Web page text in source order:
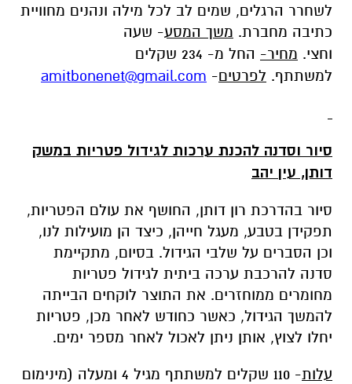
לשחרר הרגלים, שמים לב לכל מילה ונהנים מחוויית
כתיבה מחברת. משך המסע- שעה
וחצי. מחיר-
החל מ- 234 שקלים
למשתתף. לפרטים-
amitbonenet@gmail.com
סיור וסדנה להכנת ערכות לגידול פטריות במשק
דותן, עין יהב
סיור בהדרכת רון דותן, החושף את עולם הפטריות,
תפקידן בטבע, מעגל חייהן, כיצד הן מועילות לנו,
וכן הסברים על שלבי הגידול. בסיום, מתקיימת
סדנה להרכבת ערכה ביתית לגידול פטריות
מחומרים ממוחזרים. את התוצר לוקחים הבייתה
להמשך הגידול, כאשר כחודש לאחר מכן, פטריות
יחלו לצוץ, אותן ניתן לאכול לאחר מספר ימים.
עלות
- 110 שקלים למשתתף מגיל 4 ומעלה (מינימום